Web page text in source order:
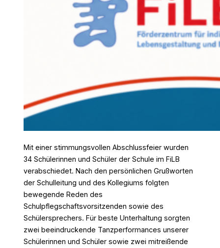
Mit einer stimmungsvollen Abschlussfeier wurden
34 Schülerinnen und Schüler der Schule im FiLB
verabschiedet. Nach den persönlichen Grußworten
der Schulleitung und des Kollegiums folgten
bewegende Reden des
Schulpflegschaftsvorsitzenden sowie des
Schülersprechers. Für beste Unterhaltung sorgten
zwei beeindruckende Tanzperformances unserer
Schülerinnen und Schüler sowie zwei mitreißende